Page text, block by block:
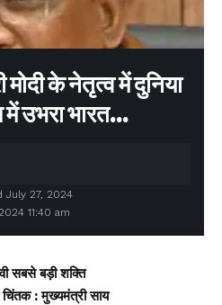
मोदी के नेतृत्व में दुनिया
उभरा भारत…
11:40 am
July 27, 2024
सबसे बड़ी शक्ति
चिंतक : मुख्यमंत्री साय